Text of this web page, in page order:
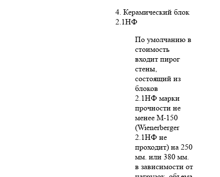
4. Керамический блок
2.1НФ
По умолчанию в
стоимость
входит пирог
стены,
состоящий из
блоков
2.1НФ марки
прочности не
менее М-150
(Wienerberger
2.1НФ не
проходит) на 250
мм. или 380 мм.
в зависимости от